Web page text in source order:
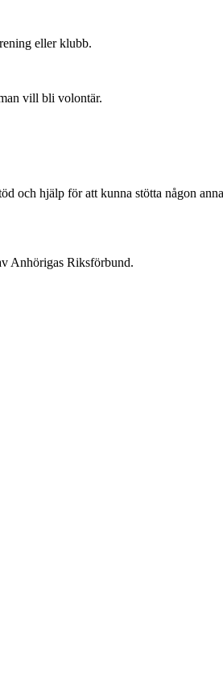
eller klubb.
vill bli volontär.
hjälp för att kunna stötta någon
Anhörigas Riksförbund.